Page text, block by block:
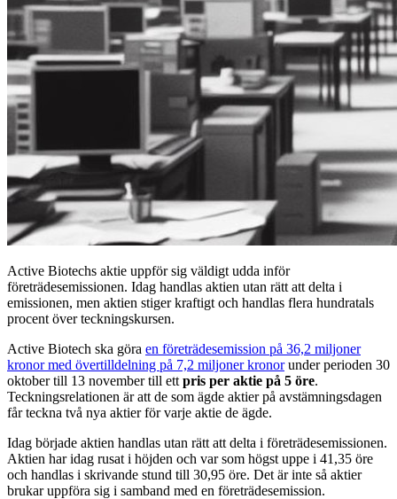
Active Biotechs aktie uppför sig väldigt udda inför
företrädesemissionen. Idag handlas aktien utan rätt att delta i
emissionen, men aktien stiger kraftigt och handlas flera hundratals
procent över teckningskursen.
Active Biotech ska göra en företrädesemission på 36,2 miljoner
kronor med övertilldelning på 7,2 miljoner kronorunder perioden 30
oktober till 13 november till ett pris per aktie på 5 öre.
Teckningsrelationen är att de som ägde aktier på avstämningsdagen
får teckna två nya aktier för varje aktie de ägde.
Idag började aktien handlas utan rätt att delta i företrädesemissionen.
Aktien har idag rusat i höjden och var som högst uppe i 41,35 öre
och handlas i skrivande stund till 30,95 öre. Det är inte så aktier
brukar uppföra sig i samband med en företrädesemission.